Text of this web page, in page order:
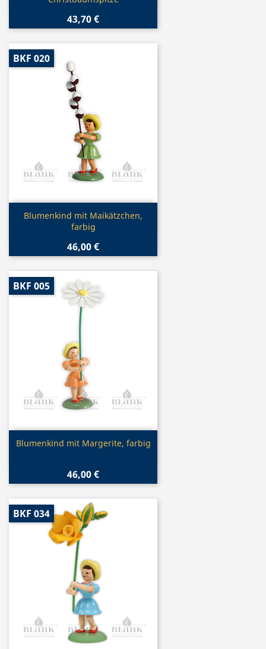
43,70 €
Vorschau
Blumenkind mit Maikätzchen,
farbig
46,00 €
BKF 020
Vorschau
Blumenkind mit Margerite, farbig
46,00 €
BKF 005
BKF 034